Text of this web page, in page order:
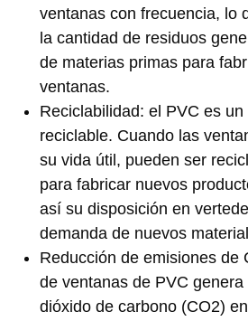
ventanas con frecuencia, lo
la cantidad de residuos
de materias primas para
ventanas.
Reciclabilidad: el PVC es
reciclable. Cuando las
su vida útil, pueden ser
para fabricar nuevos
así su disposición en
demanda de nuevos
Reducción de emisiones de
de ventanas de PVC
dióxido de carbono (CO2)